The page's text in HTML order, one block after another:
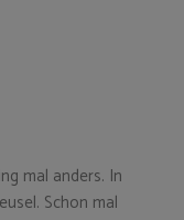
mal anders. In
Schon mal